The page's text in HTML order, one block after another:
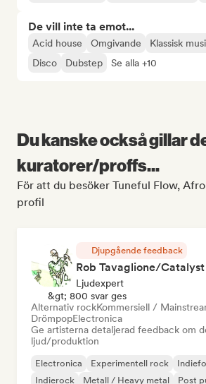
De vill inte ta emot...
Acid house Omgivande Klassisk
Disco
Dubstep Se alla +10
Du kanske också gillar
kuratorer/proffs...
För att du besöker Tuneful Flow,
profil
Djupgående feedback
Rob Tavaglione/
Ljudexpert
&gt; 800 svar ges
Alternativ rockKommersiell /
DrömpopElectronica
Ge artisterna detaljerad feedback om
ljud/produktion
Electronica Experimentell rock
Indierock
Metall / Heavy metal
Post